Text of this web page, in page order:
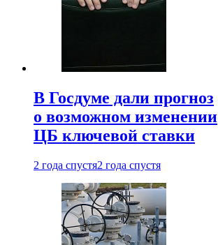
В Госдуме дали прогноз
о возможном изменении
ЦБ ключевой ставки
2 года спустя2 года спустя